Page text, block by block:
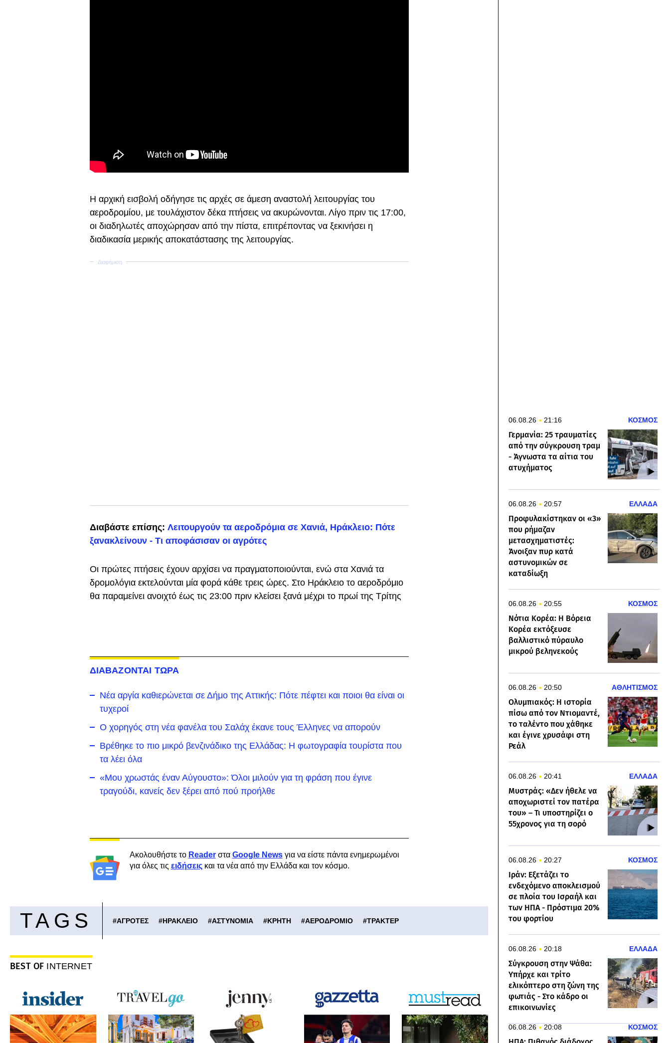
Η αρχική εισβολή οδήγησε τις αρχές σε άμεση αναστολή λειτουργίας του
αεροδρομίου, με τουλάχιστον δέκα πτήσεις να ακυρώνονται. Λίγο πριν τις 17:00,
οι διαδηλωτές αποχώρησαν από την πίστα, επιτρέποντας να ξεκινήσει η
διαδικασία μερικής αποκατάστασης της λειτουργίας.
Διαβάστε επίσης: Λειτουργούν τα αεροδρόμια σε Χανιά, Ηράκλειο: Πότε
ξανακλείνουν - Τι αποφάσισαν οι αγρότες
Οι πρώτες πτήσεις έχουν αρχίσει να πραγματοποιούνται, ενώ στα Χανιά τα
δρομολόγια εκτελούνται μία φορά κάθε τρεις ώρες. Στο Ηράκλειο το αεροδρόμιο
θα παραμείνει ανοιχτό έως τις 23:00 πριν κλείσει ξανά μέχρι το πρωί της Τρίτης
ΔΙΑΒΑΖΟΝΤΑΙ ΤΩΡΑ
Νέα αργία καθιερώνεται σε Δήμο της Αττικής: Πότε πέφτει και ποιοι θα είναι οι
τυχεροί
Ο χορηγός στη νέα φανέλα του Σαλάχ έκανε τους Έλληνες να απορούν
Βρέθηκε το πιο μικρό βενζινάδικο της Ελλάδας: Η φωτογραφία τουρίστα που
τα λέει όλα
«Μου χρωστάς έναν Αύγουστο»: Όλοι μιλούν για τη φράση που έγινε
τραγούδι, κανείς δεν ξέρει από πού προήλθε
Ακολουθήστε το Readerστα Google Newsγια να είστε πάντα ενημερωμένοι
για όλες τις ειδήσειςκαι τα νέα από την Ελλάδα και τον κόσμο.
TAGS #ΑΓΡΟΤΕΣ #ΗΡΑΚΛΕΙΟ #ΑΣΤΥΝΟΜΙΑ #ΚΡΗΤΗ #ΑΕΡΟΔΡΟΜΙΟ #ΤΡΑΚΤΕΡ
BEST OF INTERNET
06.08.26 21:16 ΚΟΣΜΟΣ
Γερμανία: 25 τραυματίες
από την σύγκρουση τραμ
- Άγνωστα τα αίτια του
ατυχήματος
06.08.26 20:57 ΕΛΛΑΔΑ
Προφυλακίστηκαν οι «3»
που ρήμαζαν
μετασχηματιστές:
Άνοιξαν πυρ κατά
αστυνομικών σε
καταδίωξη
06.08.26 20:55 ΚΟΣΜΟΣ
Νότια Κορέα: Η Βόρεια
Κορέα εκτόξευσε
βαλλιστικό πύραυλο
μικρού βεληνεκούς
06.08.26 20:50 ΑΘΛΗΤΙΣΜΟΣ
Ολυμπιακός: Η ιστορία
πίσω από τον Ντιομαντέ,
το ταλέντο που χάθηκε
και έγινε χρυσάφι στη
Ρεάλ
06.08.26 20:41 ΕΛΛΑΔΑ
Μυστράς: «Δεν ήθελε να
αποχωριστεί τον πατέρα
του» – Τι υποστηρίζει ο
55χρονος για τη σορό
06.08.26 20:27 ΚΟΣΜΟΣ
Ιράν: Εξετάζει το
ενδεχόμενο αποκλεισμού
σε πλοία του Ισραήλ και
των ΗΠΑ - Πρόστιμα 20%
του φορτίου
06.08.26 20:18 ΕΛΛΑΔΑ
Σύγκρουση στην Ψάθα:
Υπήρχε και τρίτο
ελικόπτερο στη ζώνη της
φωτιάς - Στο κάδρο οι
επικοινωνίες
06.08.26 20:08 ΚΟΣΜΟΣ